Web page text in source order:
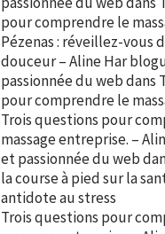
pour comprendre le
Pézenas : réveillez-vous
douceur – Aline Har
passionnée du webdans
pour comprendre le
Trois questions pour
massage entreprise. –
et passionnée du web
la course à pied sur la
antidote au stress
Trois questions pour